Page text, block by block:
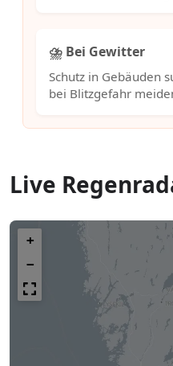
⛈️ Bei Gewitter
Schutz in Gebäuden
bei Blitzgefahr
Live
+
−